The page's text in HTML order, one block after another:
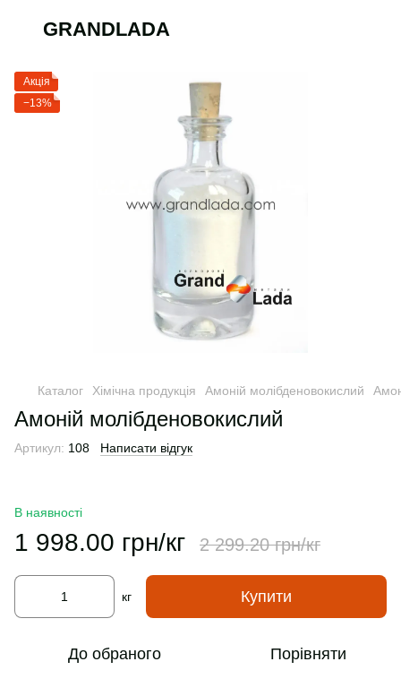
GRANDLADA
Акція
−13%
Каталог Хімічна продукція Амоній молібденовокислий
Амоній молібденовокислий
Артикул: 108 Написати відгук
В наявності
1 998.00 грн/кг 2 299.20 грн/кг
кг Купити
До обраного Порівняти